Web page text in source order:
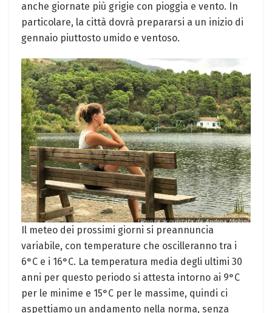
anche giornate ⁣più grigie con ⁣pioggia e vento. In
particolare, ⁣la città dovrà⁢ prepararsi a un inizio di
gennaio piuttosto umido e ventoso.
Il meteo dei prossimi giorni si ⁣preannuncia
variabile, con temperature che ⁣oscilleranno⁢ tra i
6°C e i 16°C. La temperatura media degli ultimi 30
anni per questo periodo si attesta ⁣intorno ai ‍9°C
per le minime e 15°C per⁢ le massime, quindi ci​
aspettiamo‌ un andamento nella norma, senza